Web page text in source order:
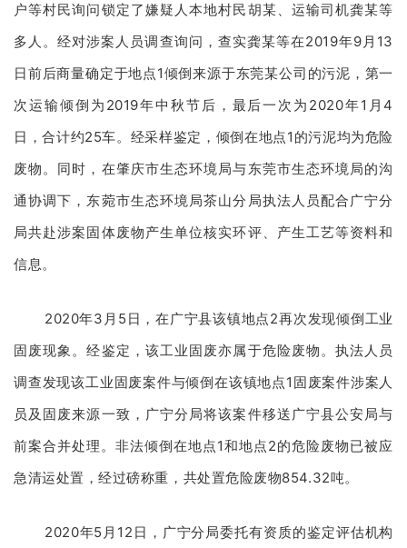
户等村民询问锁定了嫌疑人本地村民胡某、运输司机龚某等
多人。经对涉案人员调查询问，查实龚某等在2019年9月13
日前后商量确定于地点1倾倒来源于东莞某公司的污泥，第一
次运输倾倒为2019年中秋节后，最后一次为2020年1月4
日，合计约25车。经采样鉴定，倾倒在地点1的污泥均为危险
废物。同时，在肇庆市生态环境局与东莞市生态环境局的沟
通协调下，东菀市生态环境局茶山分局执法人员配合广宁分
局共赴涉案固体废物产生单位核实环评、产生工艺等资料和
信息。
2020年3月5日，在广宁县该镇地点2再次发现倾倒工业
固废现象。经鉴定，该工业固废亦属于危险废物。执法人员
调查发现该工业固废案件与倾倒在该镇地点1固废案件涉案人
员及固废来源一致，广宁分局将该案件移送广宁县公安局与
前案合并处理。非法倾倒在地点1和地点2的危险废物已被应
急清运处置，经过磅称重，共处置危险废物854.32吨。
2020年5月12日，广宁分局委托有资质的鉴定评估机构